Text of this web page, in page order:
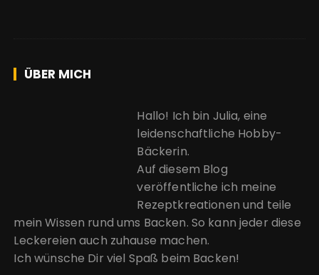
ÜBER MICH
Hallo! Ich bin Julia, eine
leidenschaftliche Hobby-
Bäckerin.
Auf diesem Blog
veröffentliche ich meine
Rezeptkreationen und teile
mein Wissen rund ums Backen. So kann jeder diese
Leckereien auch zuhause machen.
Ich wünsche Dir viel Spaß beim Backen!